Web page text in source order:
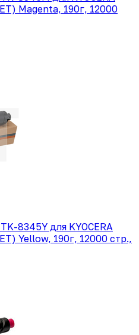
Magenta, 190г, 12000
8345Y для KYOCERA
Yellow, 190г, 12000 стр.,